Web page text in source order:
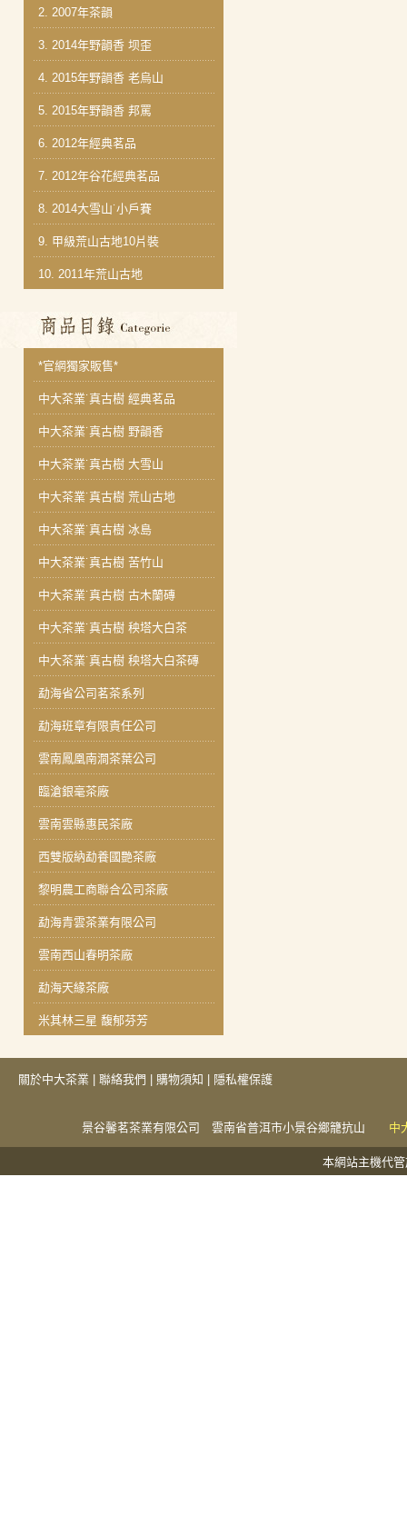
2. 2007年茶韻
3. 2014年野韻香 坝歪
4. 2015年野韻香 老烏山
5. 2015年野韻香 邦罵
6. 2012年經典茗品
7. 2012年谷花經典茗品
8. 2014大雪山˙小戶賽
9. 甲級荒山古地10片裝
10. 2011年荒山古地
商品分類目錄
*官網獨家販售*
中大茶業˙真古樹 經典茗品
中大茶業˙真古樹 野韻香
中大茶業˙真古樹 大雪山
中大茶業˙真古樹 荒山古地
中大茶業˙真古樹 冰島
中大茶業˙真古樹 苦竹山
中大茶業˙真古樹 古木蘭磚
中大茶業˙真古樹 秧塔大白茶
中大茶業˙真古樹 秧塔大白茶磚
勐海省公司茗茶系列
勐海班章有限責任公司
雲南鳳凰南澗茶葉公司
臨滄銀毫茶廠
雲南雲縣惠民茶廠
西雙版納勐養國艷茶廠
黎明農工商聯合公司茶廠
勐海青雲茶業有限公司
雲南西山春明茶廠
勐海天緣茶廠
米其林三星 馥郁芬芳
關於中大茶業 聯絡我們 購物須知 隱私權保護
景谷馨茗茶業有限公司 雲南省普洱市小景谷鄉籠抗山 中
本網站主機代